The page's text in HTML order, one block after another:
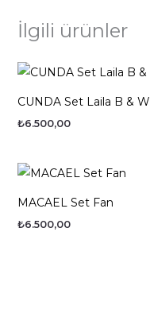
İlgili ürünler
CUNDA Set Laila B & W
₺6.500,00
MACAEL Set Fan
₺6.500,00